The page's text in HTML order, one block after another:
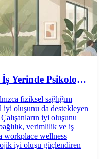
Yerinde Psikolojik
fiziksel sağlığını
oluşunu da destekleyen
iyi oluşunu
verimlilik ve iş
workplace wellness
iyi oluşu güçlendiren